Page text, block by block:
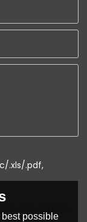
.xls/.pdf,
de este servicio,
possible